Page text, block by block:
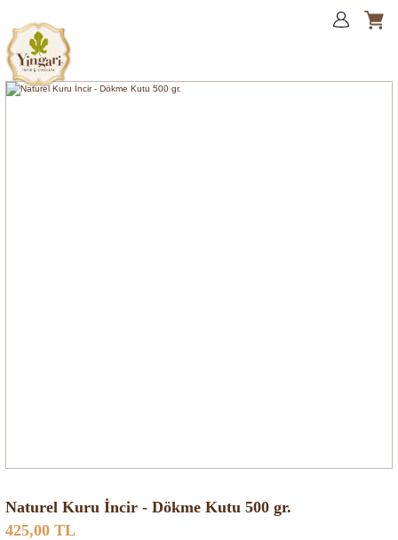
Naturel Kuru İncir - Dökme Kutu 500 gr.
425,00 TL